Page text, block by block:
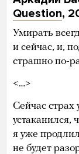
Question,
Умирать
и сейчас, и,
страшно по-
<…>
Сейчас страх
устаканился,
я уже
не будет